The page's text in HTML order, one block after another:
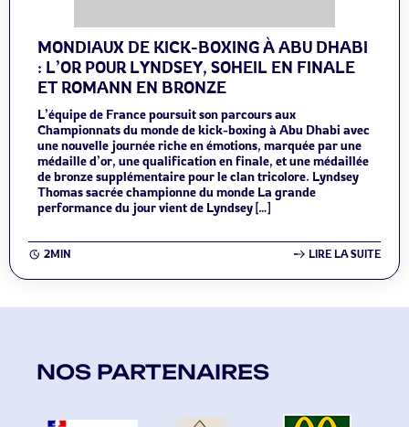
MONDIAUX DE KICK-BOXING À ABU DHABI
: L’OR POUR LYNDSEY, SOHEIL EN FINALE
ET ROMANN EN BRONZE
L’équipe de France poursuit son parcours aux
Championnats du monde de kick-boxing à Abu Dhabi avec
une nouvelle journée riche en émotions, marquée par une
médaille d’or, une qualification en finale, et une médaillée
de bronze supplémentaire pour le clan tricolore. Lyndsey
Thomas sacrée championne du monde La grande
performance du jour vient de Lyndsey […]
2MIN LIRE LA SUITE
NOS PARTENAIRES